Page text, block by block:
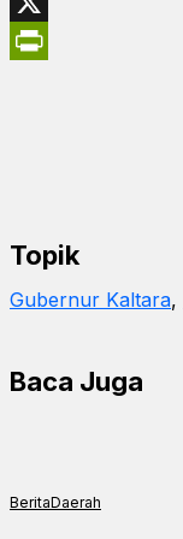
X
Topik
Gubernur Kaltara,
Baca Juga
BeritaDaerah